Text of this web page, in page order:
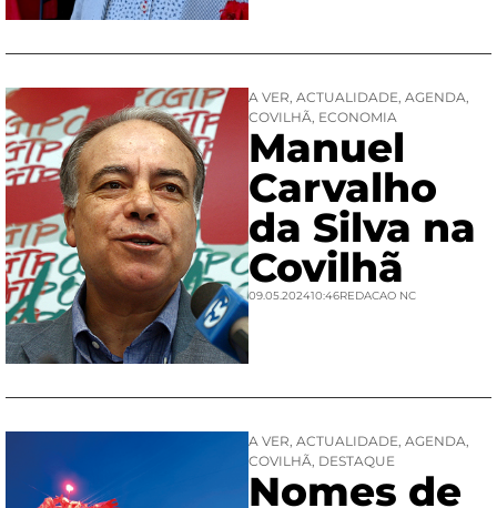
A VER, ACTUALIDADE, AGENDA,
COVILHÃ, ECONOMIA
Manuel
Carvalho
da Silva na
Covilhã
09.05.202410:46REDACAO NC
A VER, ACTUALIDADE, AGENDA,
COVILHÃ, DESTAQUE
Nomes de